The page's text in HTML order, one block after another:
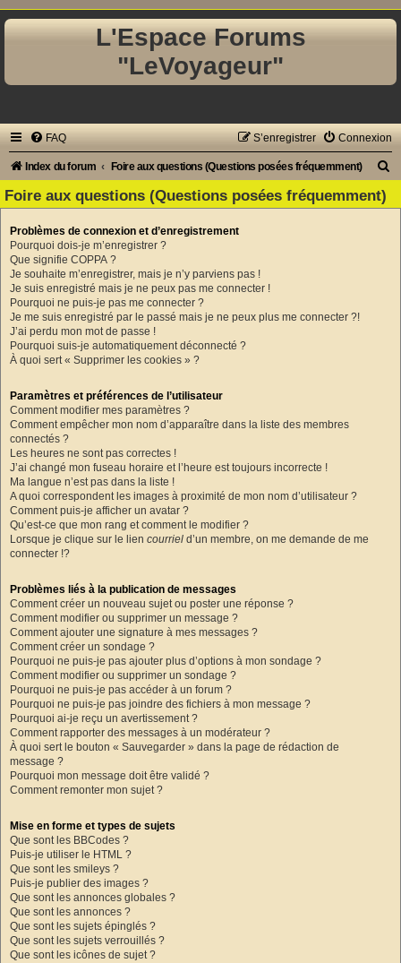
L'Espace Forums
"LeVoyageur"
FAQ Connexion
S’enregistrer
Index du forum Foire aux questions (Questions posées fréquemment)
c
Foire aux questions (Questions posées fréquemment)
Problèmes de connexion et d’enregistrement
Pourquoi dois-je m’enregistrer ?
Que signifie COPPA ?
Je souhaite m’enregistrer, mais je n’y parviens pas !
Je suis enregistré mais je ne peux pas me connecter !
Pourquoi ne puis-je pas me connecter ?
Je me suis enregistré par le passé mais je ne peux plus me connecter ?!
J’ai perdu mon mot de passe !
Pourquoi suis-je automatiquement déconnecté ?
À quoi sert « Supprimer les cookies » ?
Paramètres et préférences de l’utilisateur
Comment modifier mes paramètres ?
Comment empêcher mon nom d’apparaître dans la liste des membres
connectés ?
Les heures ne sont pas correctes !
J’ai changé mon fuseau horaire et l’heure est toujours incorrecte !
Ma langue n’est pas dans la liste !
A quoi correspondent les images à proximité de mon nom d’utilisateur ?
Comment puis-je afficher un avatar ?
Qu’est-ce que mon rang et comment le modifier ?
Lorsque je clique sur le lien courriel d’un membre, on me demande de me
connecter !?
Problèmes liés à la publication de messages
Comment créer un nouveau sujet ou poster une réponse ?
Comment modifier ou supprimer un message ?
Comment ajouter une signature à mes messages ?
Comment créer un sondage ?
Pourquoi ne puis-je pas ajouter plus d’options à mon sondage ?
Comment modifier ou supprimer un sondage ?
Pourquoi ne puis-je pas accéder à un forum ?
Pourquoi ne puis-je pas joindre des fichiers à mon message ?
Pourquoi ai-je reçu un avertissement ?
Comment rapporter des messages à un modérateur ?
À quoi sert le bouton « Sauvegarder » dans la page de rédaction de
message ?
Pourquoi mon message doit être validé ?
Comment remonter mon sujet ?
Mise en forme et types de sujets
Que sont les BBCodes ?
Puis-je utiliser le HTML ?
Que sont les smileys ?
Puis-je publier des images ?
Que sont les annonces globales ?
Que sont les annonces ?
Que sont les sujets épinglés ?
Que sont les sujets verrouillés ?
Que sont les icônes de sujet ?